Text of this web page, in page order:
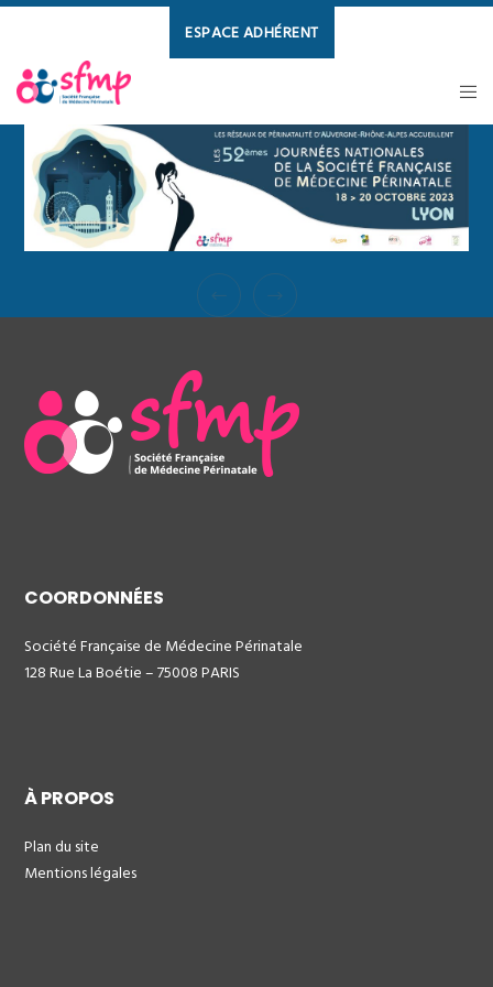
ESPACE ADHÉRENT
COORDONNÉES
Société Française de Médecine Périnatale
128 Rue La Boétie – 75008 PARIS
À PROPOS
Plan du site
Mentions légales